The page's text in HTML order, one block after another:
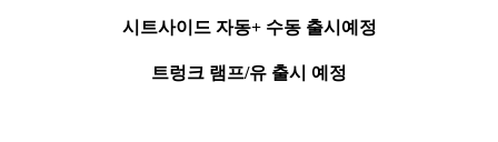
시트사이드 자동+ 수동 출시예정
트렁크 램프/유 출시 예정